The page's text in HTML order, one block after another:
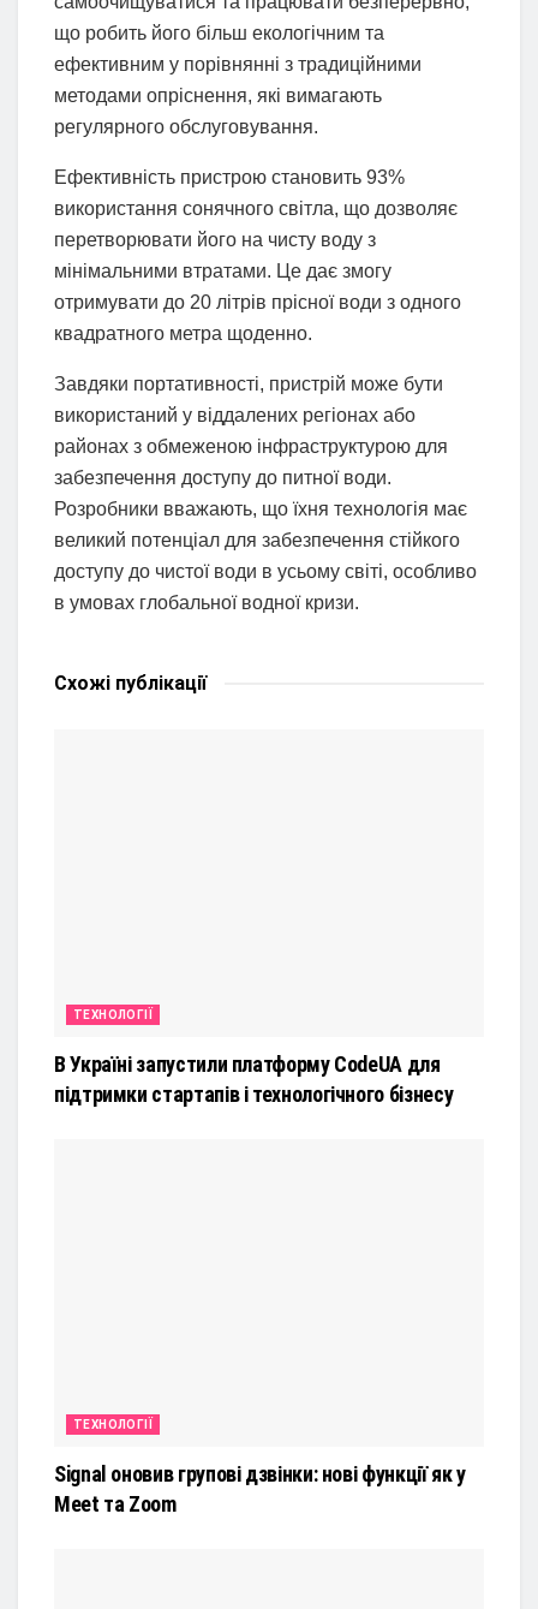
що робить його більш екологічним та
ефективним у порівнянні з традиційними
методами опріснення, які вимагають
регулярного обслуговування.
Ефективність пристрою становить 93%
використання сонячного світла, що дозволяє
перетворювати його на чисту воду з
мінімальними втратами. Це дає змогу
отримувати до 20 літрів прісної води з одного
квадратного метра щоденно.
Завдяки портативності, пристрій може бути
використаний у віддалених регіонах або
районах з обмеженою інфраструктурою для
забезпечення доступу до питної води.
Розробники вважають, що їхня технологія має
великий потенціал для забезпечення стійкого
доступу до чистої води в усьому світі, особливо
в умовах глобальної водної кризи.
Схожі публікації
ТЕХНОЛОГІЇ
В Україні запустили платформу CodeUA для
підтримки стартапів і технологічного бізнесу
ТЕХНОЛОГІЇ
Signal оновив групові дзвінки: нові функції як у
Meet та Zoom